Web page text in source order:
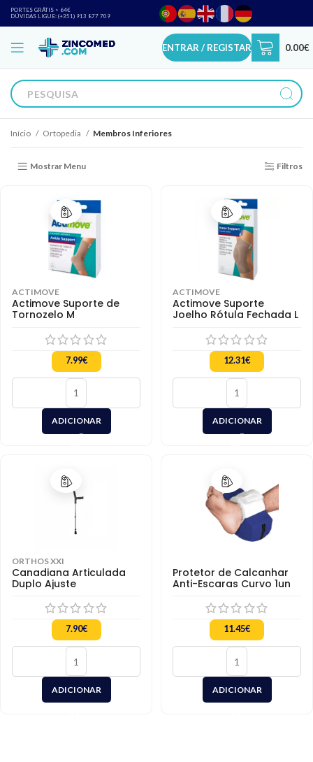
PORTES GRÁTIS > 64€
DÚVIDAS LIGUE: (+351) 913 877 709
ENTRAR / REGISTAR 0.00€
Início Ortopedia Membros Inferiores
Mostrar Menu Filtros
ACTIMOVE
Actimove Suporte de
Tornozelo M
7.99€
ADICIONAR
ACTIMOVE
Actimove Suporte
Joelho Rótula Fechada L
12.31€
ADICIONAR
ORTHOS XXI
Canadiana Articulada
Duplo Ajuste
7.90€
ADICIONAR
Protetor de Calcanhar
Anti-Escaras Curvo 1un
11.45€
ADICIONAR